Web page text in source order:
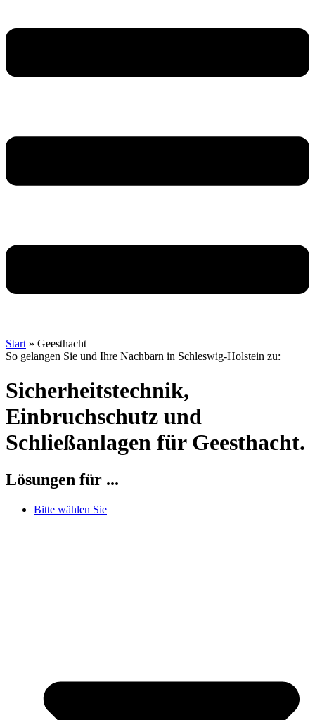
Start » Geesthacht
So gelangen Sie und Ihre Nachbarn in Schleswig-Holstein zu:
Sicherheitstechnik,
Einbruchschutz und
Schließanlagen für Geesthacht.
Lösungen für ...
Bitte wählen Sie